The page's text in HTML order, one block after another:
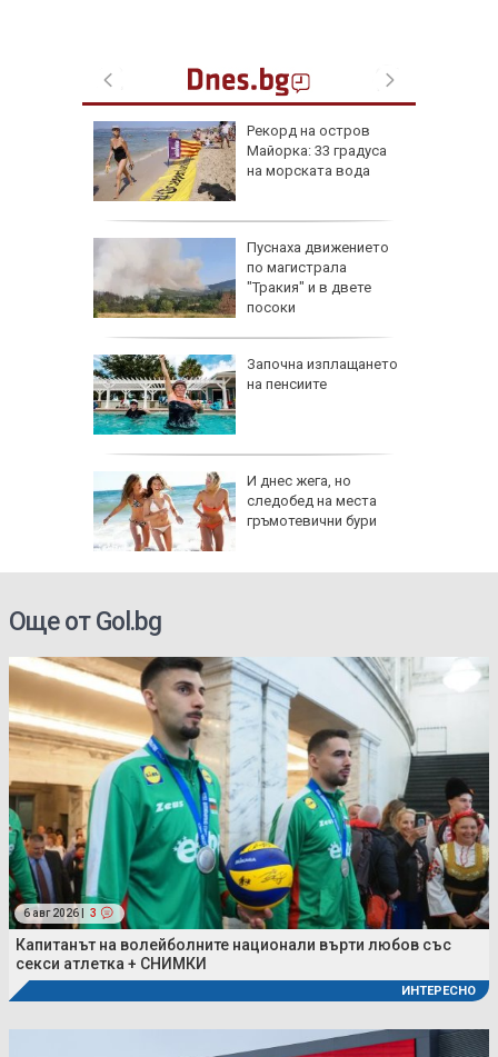
Рекорд на остров
Майорка: 33 градуса
на морската вода
Пуснаха движението
по магистрала
"Тракия" и в двете
посоки
Започна изплащането
на пенсиите
И днес жега, но
следобед на места
гръмотевични бури
Още от Gol.bg
6 авг 2026 | 3
Капитанът на волейболните национали върти любов със
секси атлетка + СНИМКИ
ИНТЕРЕСНО